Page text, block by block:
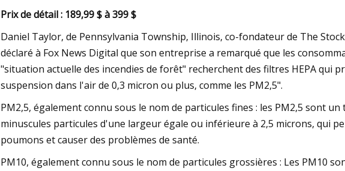
Prix ​​de détail : 189,99 $ à 399 $
Daniel Taylor, de Pennsylvania Township, Illinois, co-fondateur de The
déclaré à Fox News Digital que son entreprise a remarqué que les
"situation actuelle des incendies de forêt" recherchent des filtres HEPA qui
suspension dans l'air de 0,3 micron ou plus, comme les PM2,5".
PM2,5, également connu sous le nom de particules fines : les PM2,5 sont
minuscules particules d'une largeur égale ou inférieure à 2,5 microns, qui
poumons et causer des problèmes de santé.
PM10, également connu sous le nom de particules grossières : Les PM10